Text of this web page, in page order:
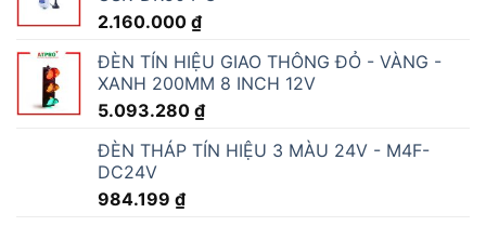
2.160.000 ₫
ĐÈN TÍN HIỆU GIAO THÔNG ĐỎ - VÀNG -
XANH 200MM 8 INCH 12V
5.093.280 ₫
ĐÈN THÁP TÍN HIỆU 3 MÀU 24V - M4F-
DC24V
984.199 ₫